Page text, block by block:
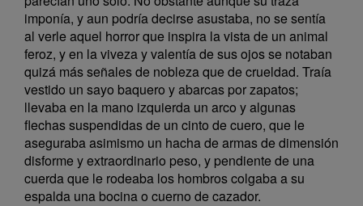
imponía, y aun podría decirse asustaba, no se sentía
al verle aquel horror que inspira la vista de un animal
feroz, y en la viveza y valentía de sus ojos se notaban
quizá más señales de nobleza que de crueldad. Traía
vestido un sayo baquero y abarcas por zapatos;
llevaba en la mano izquierda un arco y algunas
flechas suspendidas de un cinto de cuero, que le
aseguraba asimismo un hacha de armas de dimensión
disforme y extraordinario peso, y pendiente de una
cuerda que le rodeaba los hombros colgaba a su
espalda una bocina o cuerno de cazador.